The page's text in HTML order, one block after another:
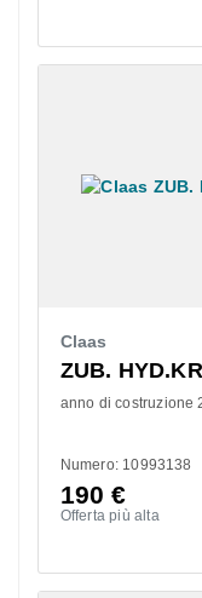
Claas
ZUB.
anno di costruzione
Numero: 10993138
190€
Offerta più alta